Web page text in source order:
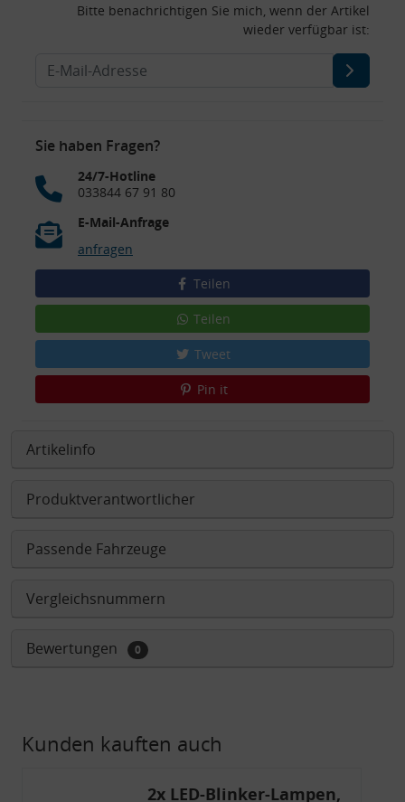
Bitte benachrichtigen Sie mich, wenn der Artikel
wieder verfügbar ist:
Sie haben Fragen?
24/7-Hotline
033844 67 91 80
E-Mail-Anfrage
anfragen
Teilen
Teilen
Tweet
Pin it
Artikelinfo
Produktverantwortlicher
Passende Fahrzeuge
Vergleichsnummern
Bewertungen 0
Kunden kauften auch
2x LED-Blinker-Lampen,